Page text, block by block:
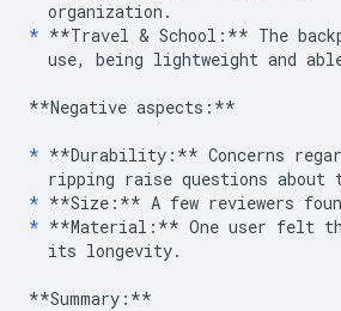
* **Travel & School:** The
use, being lightweight and
**Negative aspects:**
* **Durability:** Concerns
* **Size:**
* **Material:** One user felt
  its longevity.
**Summary:**